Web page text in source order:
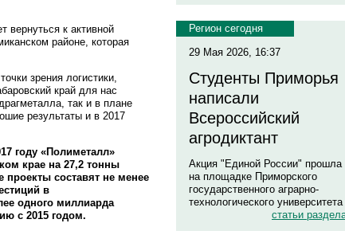
вернуться к активной
районе, которая
зрения логистики,
край для нас
так и в плане
результаты и в 2017
году «Полиметалл»
крае на 27,2 тонны
проекты составят не менее
в
одного миллиарда
с 2015 годом.
Регион сегодня
29 Мая 2026, 16:37
Студенты Приморья
написали
Всероссийский
агродиктант
Акция "Единой России" прошла
на площадке Приморского
государственного аграрно-
технологического университета
статьи